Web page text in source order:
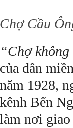
Chợ Cầu
“Chợ
của dân
năm 1928,
kênh Bến
làm nơi giao